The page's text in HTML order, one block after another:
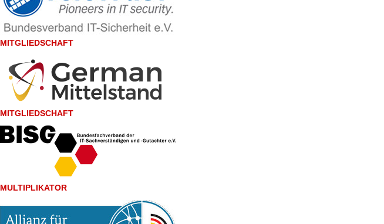
MITGLIEDSCHAFT
MITGLIEDSCHAFT
MULTIPLIKATOR